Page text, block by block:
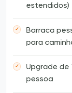
estendidos)
Barraca
para
Upgrade de
pessoa